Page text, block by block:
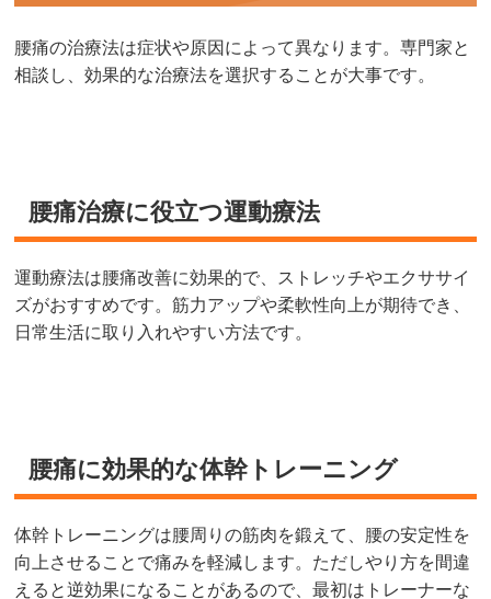
腰痛の治療法は症状や原因によって異なります。専門家と
相談し、効果的な治療法を選択することが大事です。
腰痛治療に役立つ運動療法
運動療法は腰痛改善に効果的で、ストレッチやエクササイ
ズがおすすめです。筋力アップや柔軟性向上が期待でき、
日常生活に取り入れやすい方法です。
腰痛に効果的な体幹トレーニング
体幹トレーニングは腰周りの筋肉を鍛えて、腰の安定性を
向上させることで痛みを軽減します。ただしやり方を間違
えると逆効果になることがあるので、最初はトレーナーな